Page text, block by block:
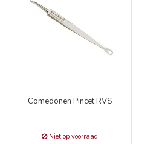
Comedonen Pincet RVS
Niet op voorraad